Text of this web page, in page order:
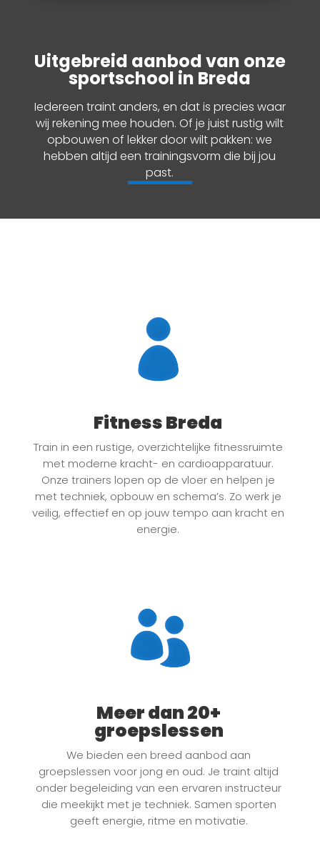
Uitgebreid aanbod van onze
sportschool in Breda
Iedereen traint anders, en dat is precies waar
wij rekening mee houden. Of je juist rustig wilt
opbouwen of lekker door wilt pakken: we
hebben altijd een trainingsvorm die bij jou
past.
Fitness Breda
Train in een rustige, overzichtelijke fitnessruimte
met moderne kracht- en cardioapparatuur.
Onze trainers lopen op de vloer en helpen je
met techniek, opbouw en schema’s. Zo werk je
veilig, effectief en op jouw tempo aan kracht en
energie.
Meer dan 20+
groepslessen
We bieden een breed aanbod aan
groepslessen voor jong en oud. Je traint altijd
onder begeleiding van een ervaren instructeur
die meekijkt met je techniek. Samen sporten
geeft energie, ritme en motivatie.